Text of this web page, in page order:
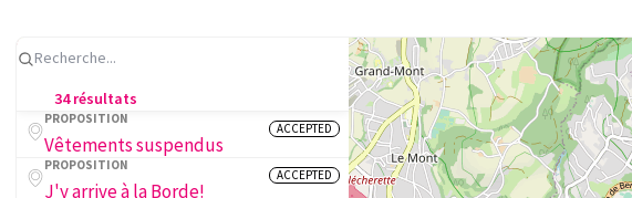
34 résultats
PROPOSITION
Vêtements suspendus
ACCEPTED
PROPOSITION
J'y arrive à la Borde!
ACCEPTED